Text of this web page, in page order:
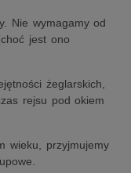
Nie wymagamy od
jest ono
żeglarskich,
rejsu pod okiem
wieku, przyjmujemy